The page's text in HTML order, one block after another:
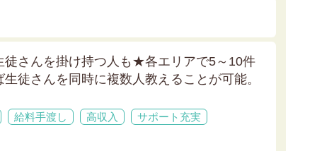
さんを掛け持つ人も★各エリアで5～10件
徒さんを同時に複数人教えることが可能。
給料手渡し 高収入 サポート充実